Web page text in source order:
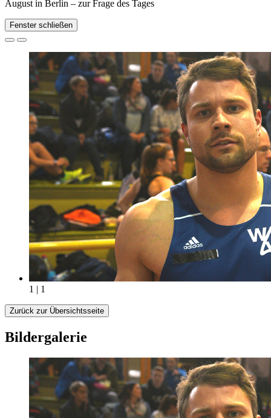
August in Berlin – zur Frage des Tages
Fenster schließen
1 | 1
Zurück zur Übersichtsseite
Bildergalerie